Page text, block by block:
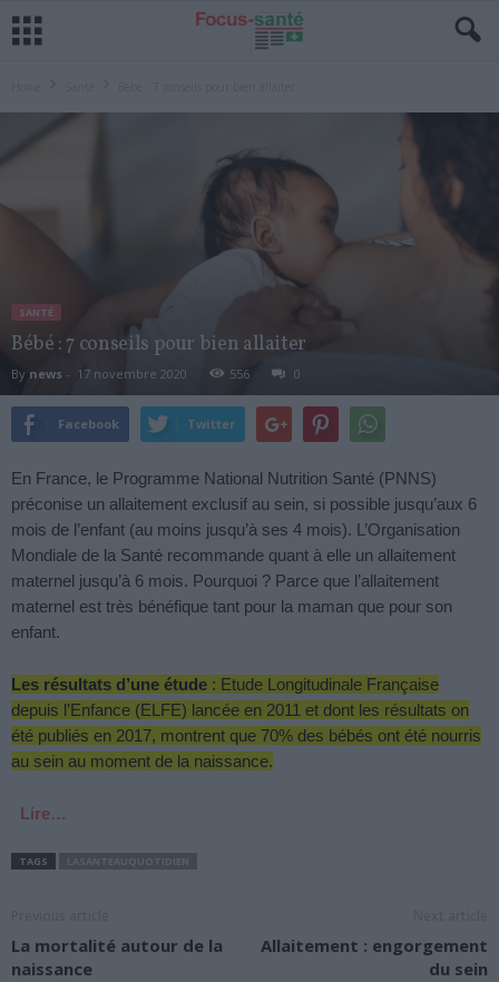
SANTÉ
Bébé : 7 conseils pour bien allaiter
By news - 17 novembre 2020 556 0
Facebook Twitter
En France, le Programme National Nutrition Santé (PNNS)
préconise un allaitement exclusif au sein, si possible jusqu’aux 6
mois de l’enfant (au moins jusqu’à ses 4 mois). L’Organisation
Mondiale de la Santé recommande quant à elle un allaitement
maternel jusqu’à 6 mois. Pourquoi ? Parce que l’allaitement
maternel est très bénéfique tant pour la maman que pour son
enfant.
Les résultats d’une étude : Etude Longitudinale Française
depuis l’Enfance (ELFE) lancée en 2011 et dont les résultats on
été publiés en 2017, montrent que 70% des bébés ont été nourris
au sein au moment de la naissance.
Lire…
TAGS
La mortalité autour de la
naissance
Allaitement : engorgement
du sein